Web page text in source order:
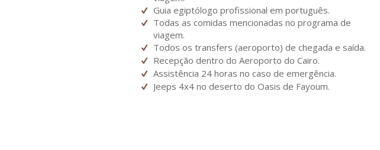
Guia egiptólogo profissional em português.
Todas as comidas mencionadas no programa de
viagem.
Todos os transfers (aeroporto) de chegada e saída.
Recepção dentro do Aeroporto do Cairo.
Assistência 24 horas no caso de emergência.
Jeeps 4x4 no deserto do Oasis de Fayoum.